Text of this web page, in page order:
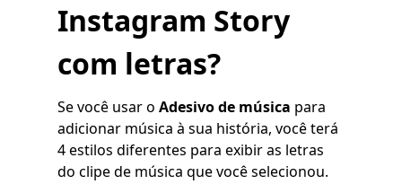
Instagram Story
com letras?
Se você usar o Adesivo de música para
adicionar música à sua história, você terá
4 estilos diferentes para exibir as letras
do clipe de música que você selecionou.